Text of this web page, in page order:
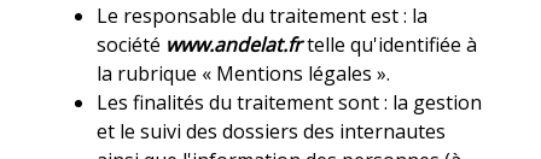
Le responsable du traitement est : la
société www.andelat.frtelle qu'identifiée à
la rubrique « Mentions légales ».
Les finalités du traitement sont : la gestion
et le suivi des dossiers des internautes